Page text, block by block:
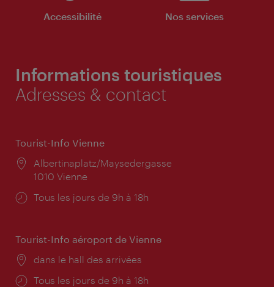
Accessibilité Nos services
Informations touristiques
Adresses & contact
Tourist-Info Vienne
Lieu:
Albertinaplatz/Maysedergasse
1010 Vienne
Horaires
Tous les jours de 9h à 18h
Tourist-Info aéroport de Vienne
Lieu:
dans le hall des arrivées
Horaires
Tous les jours de 9h à 18h